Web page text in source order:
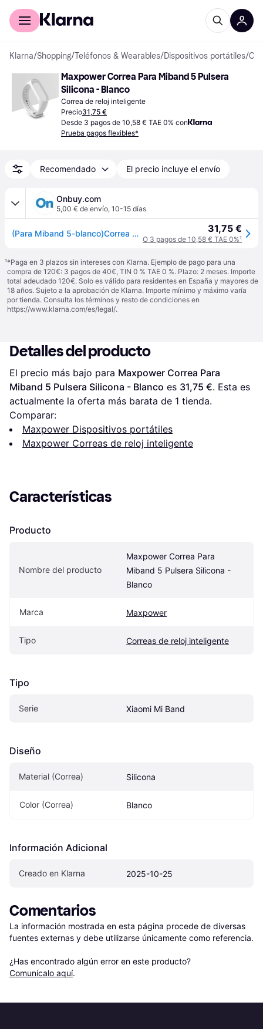
Comprar con Klarna
Klarna/Shopping/Teléfonos & Wearables/Dispositivos portátiles/
Maxpower Correa Para Miband 5 Pulsera
Silicona - Blanco
Correa de reloj inteligente
Precio31,75 €
Desde 3 pagos de 10,58 € TAE 0% con
Prueba pagos flexibles*
Recomendado El precio incluye el envío
Onbuy.com
5,00 € de envío, 10-15 días
(Para Miband 5-blanco)Correa Para Xiaomi Mi Band 6 Mi Band 5 Pulsera Para Miband 4 Pulsera De Silicona 31,75 €
O 3 pagos de 10,58 € TAE 0%¹
¹*Paga en 3 plazos sin intereses con Klarna. Ejemplo de pago para una
compra de 120€: 3 pagos de 40€, TIN 0 % TAE 0 %. Plazo: 2 meses. Importe
total adeudado 120€. Solo es válido para residentes en España y mayores de
18 años. Sujeto a la aprobación de Klarna. Importe mínimo y máximo varía
por tienda. Consulta los términos y resto de condiciones en
https://www.klarna.com/es/legal/.
Detalles del producto
El precio más bajo para Maxpower Correa Para
Miband 5 Pulsera Silicona - Blanco es 31,75 €. Esta es
actualmente la oferta más barata de 1 tienda.
Comparar:
Maxpower Dispositivos portátiles
Maxpower Correas de reloj inteligente
Características
Producto
Nombre del producto
Maxpower Correa Para
Miband 5 Pulsera Silicona -
Blanco
Marca Maxpower
Tipo Correas de reloj inteligente
Tipo
Serie Xiaomi Mi Band
Diseño
Material (Correa) Silicona
Color (Correa) Blanco
Información Adicional
Creado en Klarna 2025-10-25
Comentarios
La información mostrada en esta página procede de diversas
fuentes externas y debe utilizarse únicamente como referencia.
¿Has encontrado algún error en este producto?
Comunícalo aquí.